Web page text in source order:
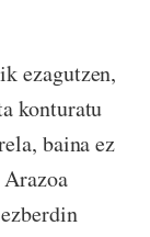
ezagutzen,
konturatu
baina ez